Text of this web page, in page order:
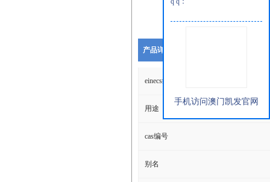
产品详细说明
einecs编号
用途
cas编号
别名
手机访问澳门凯发官网